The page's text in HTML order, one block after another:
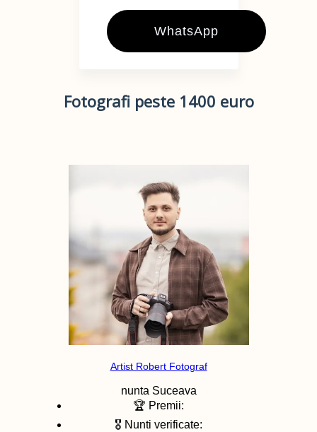
WhatsApp
Fotografi peste 1400 euro
Artist Robert Fotograf
nunta Suceava
🏆 Premii:
🎖️ Nunti verificate: